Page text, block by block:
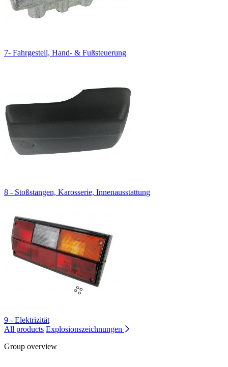
7- Fahrgestell, Hand- & Fußsteuerung
8 - Stoßstangen, Karosserie, Innenausstattung
9 - Elektrizität
All products Explosionszeichnungen
Group overview